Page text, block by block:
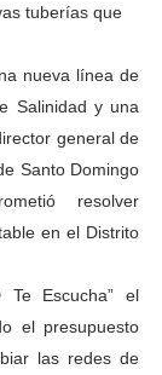
tuberías que
nueva línea de
Salinidad y una
general de
Santo Domingo
resolver
en el Distrito
Te Escucha” el
el presupuesto
las redes de